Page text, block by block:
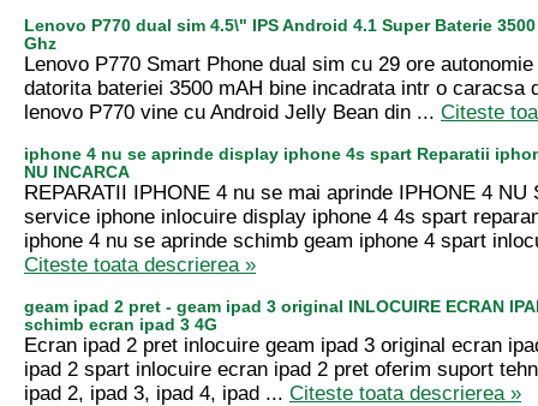
Lenovo P770 dual sim 4.5\" IPS Android 4.1 Super Baterie
Ghz
Lenovo P770 Smart Phone dual sim cu 29 ore
datorita bateriei 3500 mAH bine incadrata intr o caracsa
lenovo P770 vine cu Android Jelly Bean din ... Citeste
iphone 4 nu se aprinde display iphone 4s spart Reparatii
NU INCARCA
REPARATII IPHONE 4 nu se mai aprinde IPHONE 4 NU
service iphone inlocuire display iphone 4 4s spart
iphone 4 nu se aprinde schimb geam iphone 4 spart
Citeste toata descrierea »
geam ipad 2 pret - geam ipad 3 original INLOCUIRE ECRAN
schimb ecran ipad 3 4G
Ecran ipad 2 pret inlocuire geam ipad 3 original ecran
ipad 2 spart inlocuire ecran ipad 2 pret oferim suport
ipad 2, ipad 3, ipad 4, ipad ... Citeste toata descrierea »